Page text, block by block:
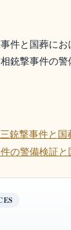
件と国葬に
銃撃事件の
銃撃事件と
の警備検証と